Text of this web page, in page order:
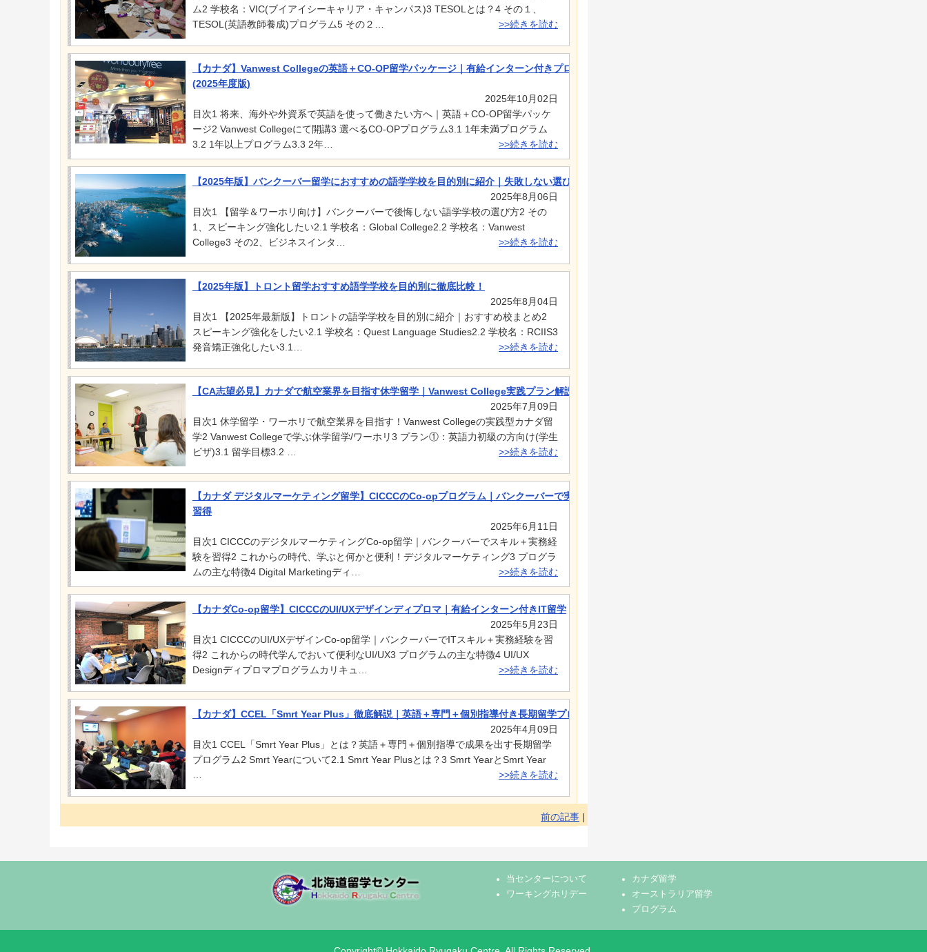
ム2 学校名：VIC(ブイアイシーキャリア・キャンパス)3 TESOLとは？4 その１、
TESOL(英語教師養成)プログラム5 その２…
>>続きを読む
【カナダ】Vanwest Collegeの英語＋CO-OP留学パッケージ｜有給インターン付きプログラム
(2025年度版)
2025年10月02日
目次1 将来、海外や外資系で英語を使って働きたい方へ｜英語＋CO-OP留学パッケ
ージ2 Vanwest Collegeにて開講3 選べるCO-OPプログラム3.1 1年未満プログラム
3.2 1年以上プログラム3.3 2年…
>>続きを読む
【2025年版】バンクーバー留学におすすめの語学学校を目的別に紹介｜失敗しない選び方ガイド
2025年8月06日
目次1 【留学＆ワーホリ向け】バンクーバーで後悔しない語学学校の選び方2 その
1、スピーキング強化したい2.1 学校名：Global College2.2 学校名：Vanwest
College3 その2、ビジネスインタ…
>>続きを読む
【2025年版】トロント留学おすすめ語学学校を目的別に徹底比較！
2025年8月04日
目次1 【2025年最新版】トロントの語学学校を目的別に紹介｜おすすめ校まとめ2
スピーキング強化をしたい2.1 学校名：Quest Language Studies2.2 学校名：RCIIS3
発音矯正強化したい3.1…
>>続きを読む
【CA志望必見】カナダで航空業界を目指す休学留学｜Vanwest College実践プラン解説
2025年7月09日
目次1 休学留学・ワーホリで航空業界を目指す！Vanwest Collegeの実践型カナダ留
学2 Vanwest Collegeで学ぶ休学留学/ワーホリ3 プラン①：英語力初級の方向け(学生
ビザ)3.1 留学目標3.2 …
>>続きを読む
【カナダ デジタルマーケティング留学】CICCCのCo-opプログラム｜バンクーバーで実務経験も
習得
2025年6月11日
目次1 CICCCのデジタルマーケティングCo-op留学｜バンクーバーでスキル＋実務経
験を習得2 これからの時代、学ぶと何かと便利！デジタルマーケティング3 プログラ
ムの主な特徴4 Digital Marketingディ…
>>続きを読む
【カナダCo-op留学】CICCCのUI/UXデザインディプロマ｜有給インターン付きIT留学
2025年5月23日
目次1 CICCCのUI/UXデザインCo-op留学｜バンクーバーでITスキル＋実務経験を習
得2 これからの時代学んでおいて便利なUI/UX3 プログラムの主な特徴4 UI/UX
Designディプロマプログラムカリキュ…
>>続きを読む
【カナダ】CCEL「Smrt Year Plus」徹底解説｜英語＋専門＋個別指導付き長期留学プログラム
2025年4月09日
目次1 CCEL「Smrt Year Plus」とは？英語＋専門＋個別指導で成果を出す長期留学
プログラム2 Smrt Yearについて2.1 Smrt Year Plusとは？3 Smrt YearとSmrt Year
>>続きを読む
前の記事 |
当センターについて
ワーキングホリデー
カナダ留学
オーストラリア留学
プログラム